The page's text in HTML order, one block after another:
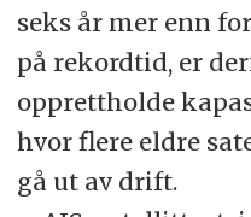
seks år mer enn
på rekordtid, er
opprettholde
hvor flere eldre
gå ut av drift.